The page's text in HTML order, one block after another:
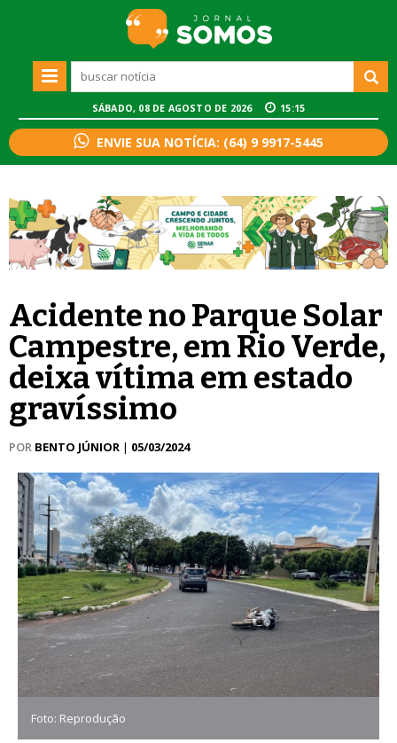
SÁBADO, 08 DE AGOSTO DE 2026 15:15
ENVIE SUA NOTÍCIA: (64) 9 9917-5445
Acidente no Parque Solar
Campestre, em Rio Verde,
deixa vítima em estado
gravíssimo
POR BENTO JÚNIOR | 05/03/2024
Foto: Reprodução